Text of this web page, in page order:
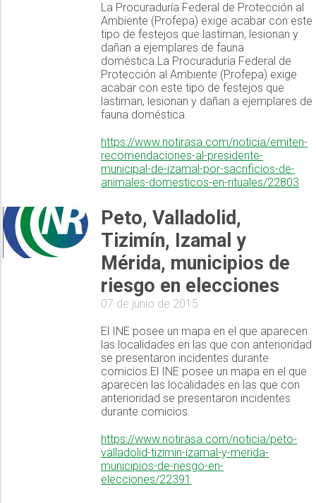
La Procuraduría Federal de Protección al
Ambiente (Profepa) exige acabar con este
tipo de festejos que lastiman, lesionan y
dañan a ejemplares de fauna
doméstica.La Procuraduría Federal de
Protección al Ambiente (Profepa) exige
acabar con este tipo de festejos que
lastiman, lesionan y dañan a ejemplares de
fauna doméstica.
https://www.notirasa.com/noticia/emiten-
recomendaciones-al-presidente-
municipal-de-izamal-por-sacrificios-de-
animales-domesticos-en-rituales/22803
Peto, Valladolid,
Tizimín, Izamal y
Mérida, municipios de
riesgo en elecciones
07 de junio de 2015
El INE posee un mapa en el que aparecen
las localidades en las que con anterioridad
se presentaron incidentes durante
comicios.El INE posee un mapa en el que
aparecen las localidades en las que con
anterioridad se presentaron incidentes
durante comicios.
https://www.notirasa.com/noticia/peto-
valladolid-tizimin-izamal-y-merida-
municipios-de-riesgo-en-
elecciones/22391